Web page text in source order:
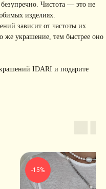
Чистота — это не
изделиях.
зависит от частоты их
украшение, тем быстрее оно
IDARI и подарите
-15%